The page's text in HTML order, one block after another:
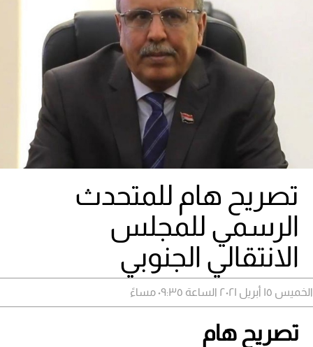
تصريح هام للمتحدث
الرسمي للمجلس
الانتقالي الجنوبي
الخميس ١٥ أبريل ٢٠٢١ الساعة ٠٩:٣٥ مساءً
تصريح هام